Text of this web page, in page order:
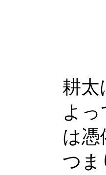
耕太
よ
は憑
つま